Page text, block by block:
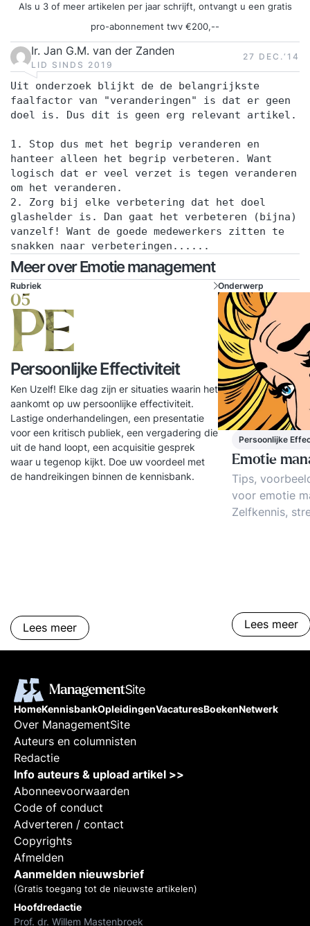
Als u 3 of meer artikelen per jaar schrijft, ontvangt u een gratis
pro-abonnement twv €200,--
Ir. Jan G.M. van der Zanden
LID SINDS 2019
27 DEC.‘14
Uit onderzoek blijkt de de belangrijkste
faalfactor van "veranderingen" is dat er geen
doel is. Dus dit is geen erg relevant artikel.
1. Stop dus met het begrip veranderen en
hanteer alleen het begrip verbeteren. Want
logisch dat er veel verzet is tegen veranderen
om het veranderen.
2. Zorg bij elke verbetering dat het doel
glashelder is. Dan gaat het verbeteren (bijna)
vanzelf! Want de goede medewerkers zitten te
snakken naar verbeteringen......
Meer over Emotie management
Rubriek
05
PE
Persoonlijke Effectiviteit
Ken Uzelf! Elke dag zijn er situaties waarin het
aankomt op uw persoonlijke effectiviteit.
Lastige onderhandelingen, een presentatie
voor een kritisch publiek, een vergadering die
uit de hand loopt, een acquisitie gesprek
waar u tegenop kijkt. Doe uw voordeel met
de handreikingen binnen de kennisbank.
Lees meer
Onderwerp
Persoonlijke
Emotie
Tips,
voor emotie
Zelfkennis,
als
gevoels-
Lees meer
HomeKennisbankOpleidingenVacaturesBoekenNetwerk
Over ManagementSite
Auteurs en columnisten
Redactie
Info auteurs & upload artikel >>
Abonneevoorwaarden
Code of conduct
Adverteren / contact
Copyrights
Afmelden
Aanmelden nieuwsbrief
(Gratis toegang tot de nieuwste artikelen)
Hoofdredactie
Prof. dr. Willem Mastenbroek